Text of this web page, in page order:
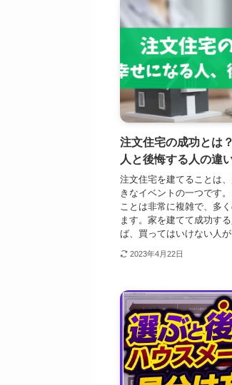
注文住宅の成功とは
人と後悔する人の違
注文住宅を建てることは
きなイベントの一つです
ことは非常に複雑で、多
ます。家を建てて成功す
ば、買ってはいけない人
2023年4月22日